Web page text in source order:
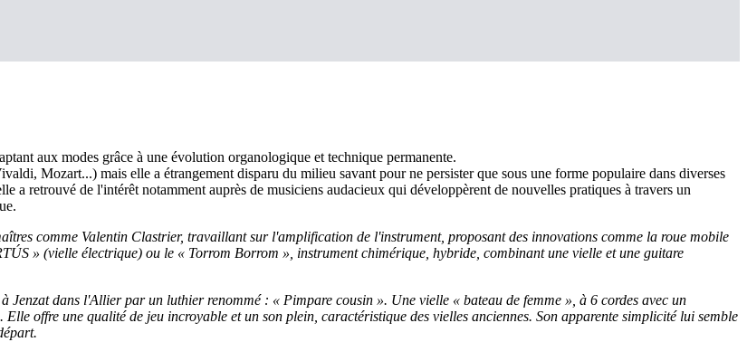
aux modes grâce à une évolution organologique et technique permanente.
Mozart...) mais elle a étrangement disparu du milieu savant pour ne persister que sous une forme populaire dans diverses
a retrouvé de l'intérêt notamment auprès de musiciens audacieux qui développèrent de nouvelles pratiques à travers un
comme Valentin Clastrier, travaillant sur l'amplification de l'instrument, proposant des innovations comme la roue mobile
» (vielle électrique) ou le « Torrom Borrom », instrument chimérique, hybride, combinant une vielle et une guitare
dans l'Allier par un luthier renommé : « Pimpare cousin ». Une vielle « bateau de femme », à 6 cordes avec un
offre une qualité de jeu incroyable et un son plein, caractéristique des vielles anciennes. Son apparente simplicité lui semble